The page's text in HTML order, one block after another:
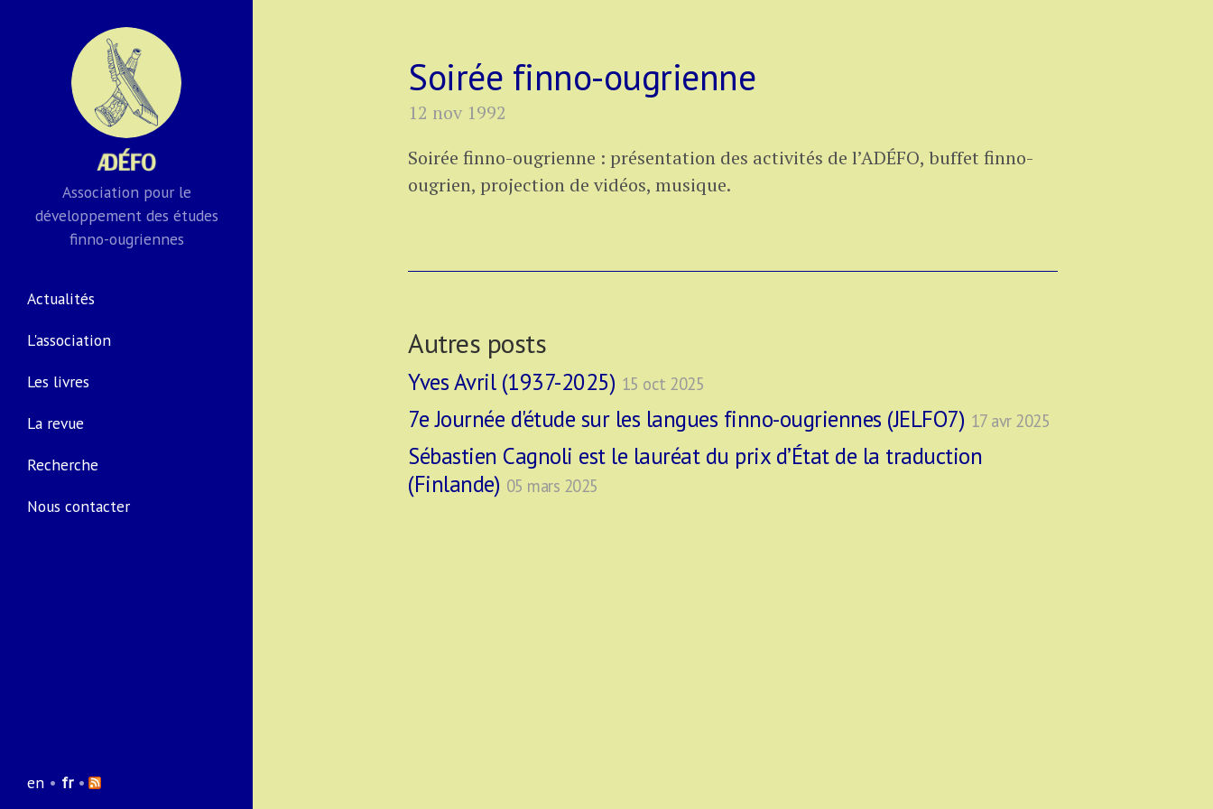
Association pour le
développement des études
finno-ougriennes
Actualités
L'association
Les livres
La revue
Recherche
Nous contacter
en • fr•
Soirée finno-ougrienne
12 nov 1992
Soirée finno-ougrienne : présentation des activités de l’ADÉFO, buffet finno-
ougrien, projection de vidéos, musique.
Autres posts
Yves Avril (1937-2025) 15 oct 2025
7e Journée d'étude sur les langues finno-ougriennes (JELFO7) 17 avr 2025
Sébastien Cagnoli est le lauréat du prix d’État de la traduction
(Finlande) 05 mars 2025